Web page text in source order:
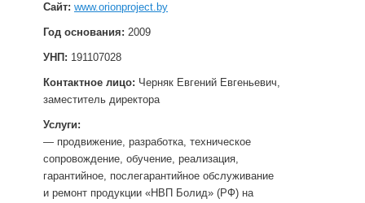
Сайт: www.orionproject.by
Год основания: 2009
УНП: 191107028
Контактное лицо: Черняк Евгений Евгеньевич,
заместитель директора
Услуги:
— продвижение, разработка, техническое
сопровождение, обучение, реализация,
гарантийное, послегарантийное обслуживание
и ремонт продукции «НВП Болид» (РФ) на